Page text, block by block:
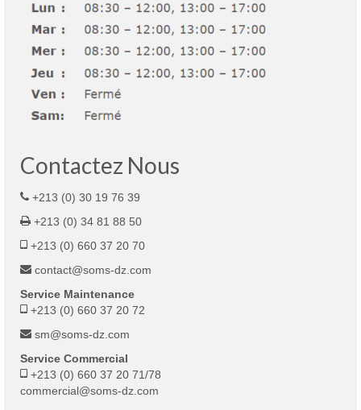
Contactez Nous
+213 (0) 30 19 76 39
+213 (0) 34 81 88 50
+213 (0) 660 37 20 70
contact@soms-dz.com
Service Maintenance
+213 (0) 660 37 20 72
sm@soms-dz.com
Service Commercial
+213 (0) 660 37 20 71/78
commercial@soms-dz.com